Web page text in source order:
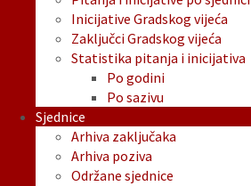
Inicijative Gradskog vijeća
Zaključci Gradskog vijeća
Statistika pitanja i inicijativa
Po godini
Po sazivu
Sjednice
Arhiva zaključaka
Arhiva poziva
Održane sjednice